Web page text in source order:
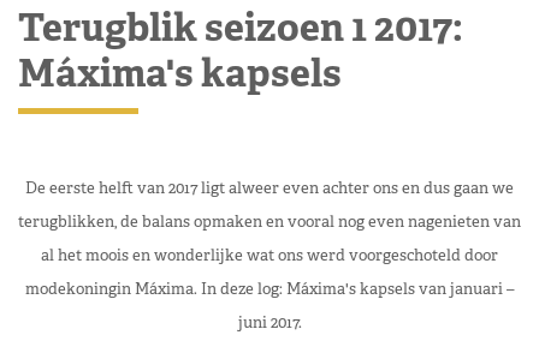
Terugblik seizoen 1 2017:
Máxima's kapsels
De eerste helft van 2017 ligt alweer even achter ons en dus gaan we
terugblikken, de balans opmaken en vooral nog even nagenieten van
al het moois en wonderlijke wat ons werd voorgeschoteld door
modekoningin Máxima. In deze log: Máxima's kapsels van januari –
juni 2017.